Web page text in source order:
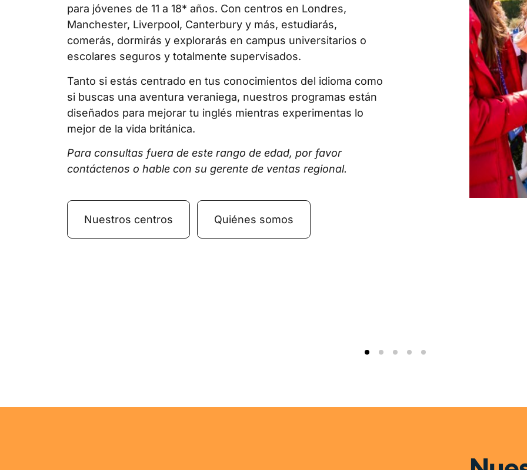
para jóvenes de 11 a 18* años. Con centros en Londres,
Manchester, Liverpool, Canterbury y más, estudiarás,
comerás, dormirás y explorarás en campus universitarios o
escolares seguros y totalmente supervisados.
Tanto si estás centrado en tus conocimientos del idioma como
si buscas una aventura veraniega, nuestros programas están
diseñados para mejorar tu inglés mientras experimentas lo
mejor de la vida británica.
Para consultas fuera de este rango de edad, por favor
contáctenos o hable con su gerente de ventas regional.
Nuestros centros Quiénes somos